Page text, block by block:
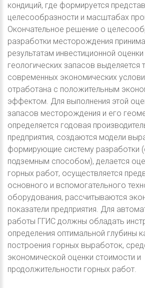
кондиций, где формируется
целесообразности и масштабах
Окончательное решение о
разработки месторождения
результатам инвестиционной
геологических запасов выделяется
современных экономических
отработана с положительным
эффектом. Для выполнения этой
запасов месторождения и его
определяется годовая
предприятия, создаются модели
формирующие систему разработки
подземным способом), делается
горных работ, осуществляется
основного и вспомогательного
оборудования, рассчитываются
показатели предприятия. Для
работы ГГИС должны обладать
определения оптимальной глубины
построения горных выработок,
экономической оценки стоимости и
продолжительности горных работ.